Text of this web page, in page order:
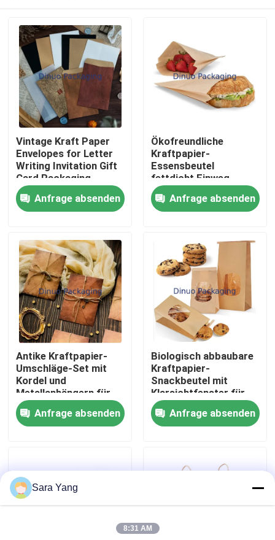
Heim
Videos
Über uns
Werksbesichtigung
Qualitätskontrolle
Kontakt mit uns
Rechtssachen
Blase Mailing Taschen
Vintage Kraft Paper
Envelopes for Letter
Writing Invitation Gift
Card Packaging
Anfrage absenden
Ökofreundliche
Kraftpapier-
Essensbeutel
fettdicht Einweg-
Offene Spitzen-
Snackbeutel für
Bäckereien
Catering Takeout
Anfrage absenden
Antike Kraftpapier-
Umschläge-Set mit
Kordel und
Metallanhängern für
Retro-Brief-
Geschenkkartenverpackung
Anfrage absenden
Biologisch abbaubare
Kraftpapier-
Snackbeutel mit
Klarsichtfenster für
Bäckerei, Catering,
und zum Mitnehmen
Anfrage absenden
Sara Yang
8:31 AM